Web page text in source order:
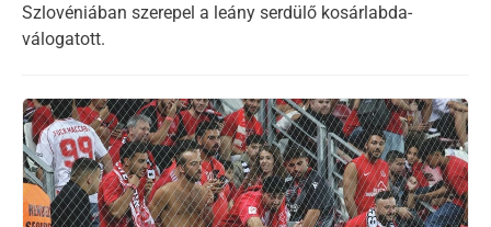
Szlovéniában szerepel a leány serdülő kosárlabda-
válogatott.